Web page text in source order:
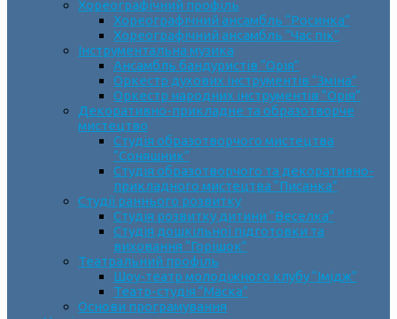
Хореографічний профіль
Хореографічний ансамбль “Росинка”
Хореографічний ансамбль “Час пік”
Інструментальна музика
Ансамбль бандуристів “Орія”
Оркестр духових інструментів “Зміна”
Оркестр народних інструментів “Орія”
Декоративно-прикладне та образотворче
мистецтво
Cтудія образотворчого мистецтва
“Соняшник”
Студія образотворчого та декоративно-
прикладного мистецтва “Писанка”
Студії раннього розвитку
Студія розвитку дитини “Веселка”
Студія дошкільної підготовки та
виховання “Горішок”
Театральний профіль
Шоу-театр молодіжного клубу “Імідж”
Театр-студія “Маска”
Основи програмування